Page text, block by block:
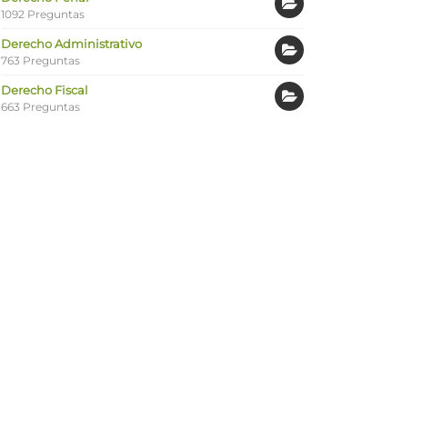
1092 Preguntas
Derecho Administrativo
763 Preguntas
Derecho Fiscal
663 Preguntas